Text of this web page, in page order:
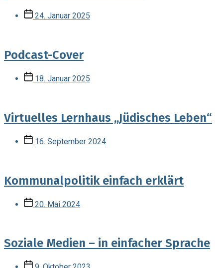
Veröffentlichungsdatum
24. Januar 2025
Podcast-Cover
Veröffentlichungsdatum
18. Januar 2025
Virtuelles Lernhaus „Jüdisches Leben“
Veröffentlichungsdatum
16. September 2024
Kommunalpolitik einfach erklärt
Veröffentlichungsdatum
20. Mai 2024
Soziale Medien – in einfacher Sprache
Veröffentlichungsdatum